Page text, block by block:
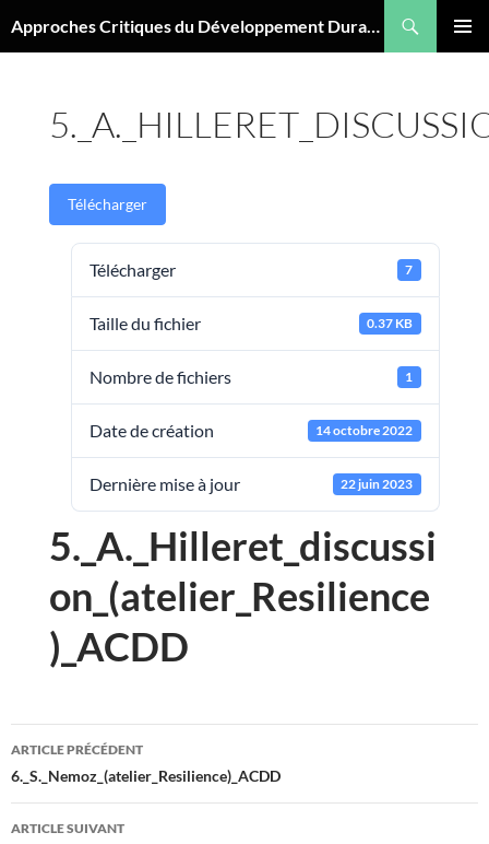
au
Approches Critiques du Développement Durable
Télécharger
Télécharger 7
Taille du fichier 0.37 KB
Nombre de fichiers 1
Date de création 14 octobre 2022
Dernière mise à jour 22 juin 2023
5._A._Hilleret_discussi
on_(atelier_Resilience
)_ACDD
Navigation
des
articles
ARTICLE PRÉCÉDENT
6._S._Nemoz_(atelier_Resilience)_ACDD
ARTICLE SUIVANT